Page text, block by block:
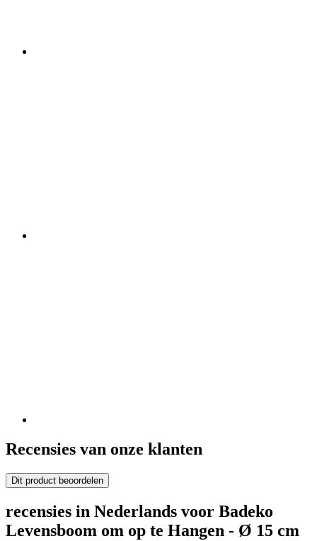
Recensies van onze klanten
Dit product beoordelen
recensies in Nederlands voor Badeko
Levensboom om op te Hangen - Ø 15 cm